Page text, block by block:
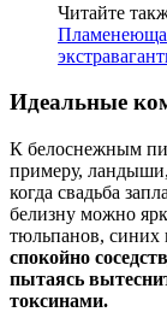
Читайте
Идеальные
К белоснежным
примеру, ландыши,
когда свадьба
белизну можно
тюльпанов, синих
спокойно
пытаясь
токсинами.